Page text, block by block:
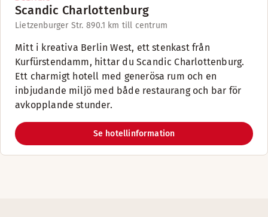
Scandic Charlottenburg
Lietzenburger Str. 890.1 km till centrum
Mitt i kreativa Berlin West, ett stenkast från
Kurfürstendamm, hittar du Scandic Charlottenburg.
Ett charmigt hotell med generösa rum och en
inbjudande miljö med både restaurang och bar för
avkopplande stunder.
Se hotellinformation